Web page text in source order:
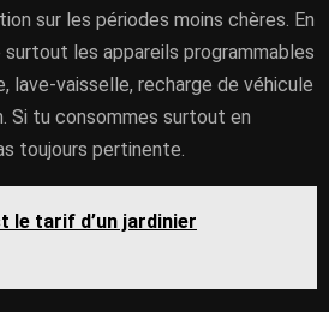
sur les périodes moins chères. En
les appareils programmables
lave-vaisselle, recharge de véhicule
Si tu consommes surtout en
toujours pertinente.
le tarif d’un jardinier